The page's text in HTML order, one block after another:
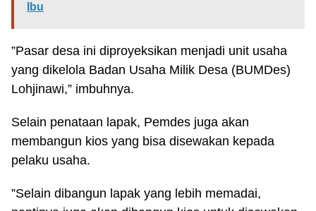
Ibu
”Pasar desa ini diproyeksikan menjadi unit usaha
yang dikelola Badan Usaha Milik Desa (BUMDes)
Lohjinawi,” imbuhnya.
Selain penataan lapak, Pemdes juga akan
membangun kios yang bisa disewakan kepada
pelaku usaha.
”Selain dibangun lapak yang lebih memadai,